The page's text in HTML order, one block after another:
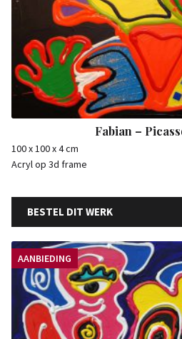
Fabian –
100 x 100 x 4 cm
Acryl op 3d frame
BESTEL DIT WERK
AANBIEDING